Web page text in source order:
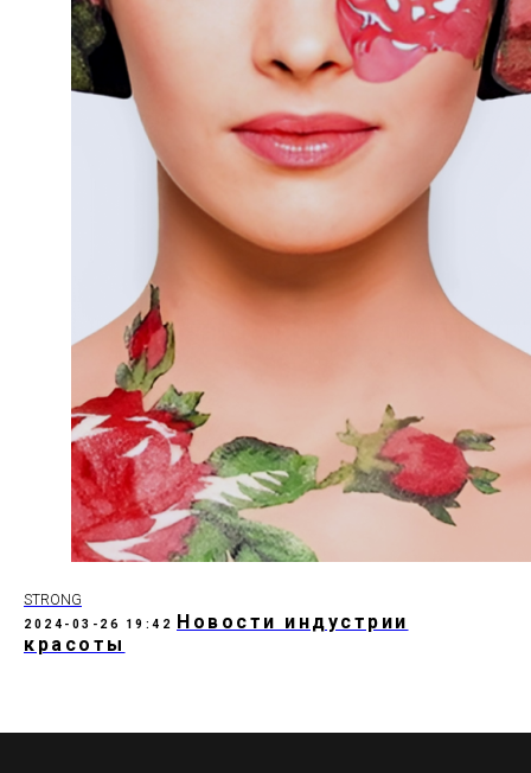
STRONG
2024-03-26 19:42
Новости индустрии
красоты